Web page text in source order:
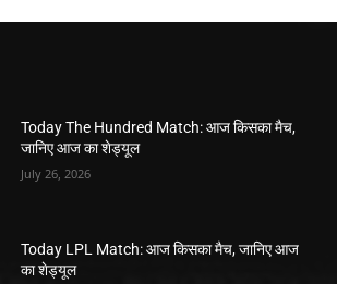
Today The Hundred Match: आज किसका मैच,
जानिए आज का शेड्यूल
July 26, 2026
Today LPL Match: आज किसका मैच, जानिए आज
का शेड्यूल